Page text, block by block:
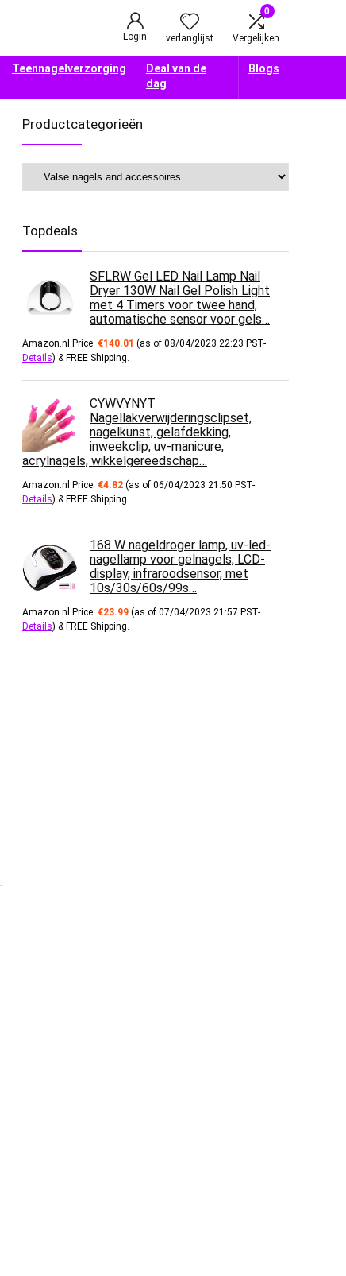
Login verlanglijst
0
Vergelijken
Teennagelverzorging
Deal van de
dag
Blogs
Productcategorieën
Topdeals
SFLRW Gel LED Nail Lamp Nail
Dryer 130W Nail Gel Polish Light
met 4 Timers voor twee hand,
automatische sensor voor gels…
Amazon.nl Price: €140.01 (as of 08/04/2023 22:23 PST-
Details) & FREE Shipping.
CYWVYNYT
Nagellakverwijderingsclipset,
nagelkunst, gelafdekking,
inweekclip, uv-manicure,
acrylnagels, wikkelgereedschap…
Amazon.nl Price: €4.82 (as of 06/04/2023 21:50 PST-
Details) & FREE Shipping.
168 W nageldroger lamp, uv-led-
nagellamp voor gelnagels, LCD-
display, infraroodsensor, met
10s/30s/60s/99s…
Amazon.nl Price: €23.99 (as of 07/04/2023 21:57 PST-
Details) & FREE Shipping.